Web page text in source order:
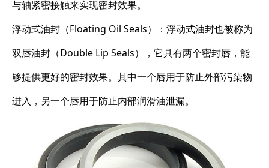
与轴紧密接触来实现密封效果。
浮动式油封（Floating Oil Seals）：浮动式油封也被称为
双唇油封（Double Lip Seals），它具有两个密封唇，能
够提供更好的密封效果。其中一个唇用于防止外部污染物
进入，另一个唇用于防止内部润滑油泄漏。